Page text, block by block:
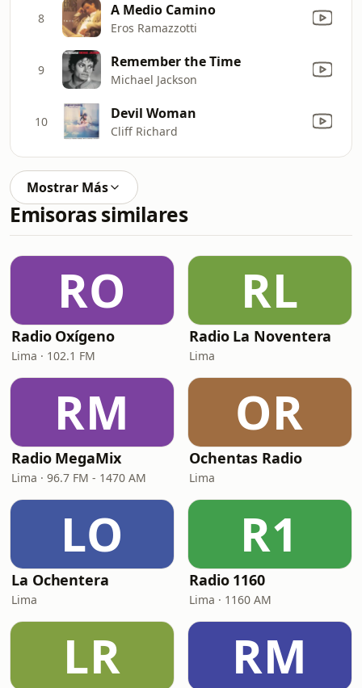
8 A Medio Camino
Eros Ramazzotti
9 Remember the Time
Michael Jackson
10 Devil Woman
Cliff Richard
Mostrar Más
Emisoras similares
RO
Radio Oxígeno
Lima · 102.1 FM
RL
Radio La Noventera
Lima
RM
Radio MegaMix
Lima · 96.7 FM - 1470 AM
OR
Ochentas Radio
Lima
LO
La Ochentera
Lima
R1
Radio 1160
Lima · 1160 AM
LR RM